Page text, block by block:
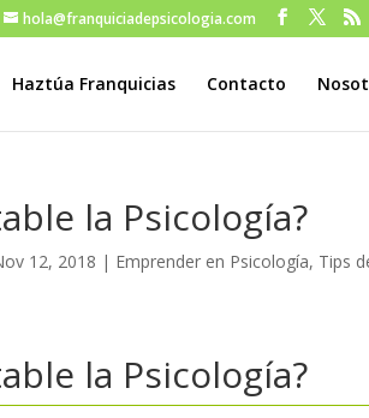
hola@franquiciadepsicologia.com
Haztúa Franquicias Contacto
la Psicología?
12, 2018 | Emprender en Psicología, Tips
la Psicología?